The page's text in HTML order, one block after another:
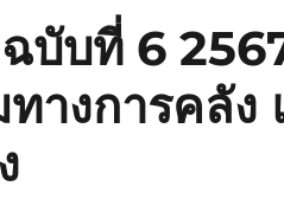
บับที่ 6
างการคลัง